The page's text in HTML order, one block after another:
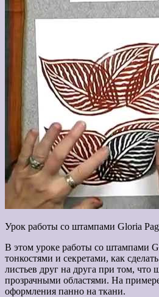
Урок работы со штампами Gloria
В этом уроке работы со штампами
тонкостями и секретами, как
листьев друг на друга при том, что
прозрачными областями. На
оформления панно на ткани.